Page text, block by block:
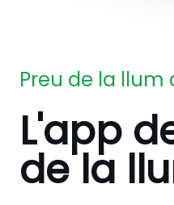
Preu de la llum
L'app
de la